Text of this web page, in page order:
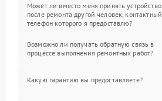
Может ли вместо меня принять устройство
после ремонта другой человек, контактный
телефон которого я предоставлю?
Возможно ли получать обратную связь в
процессе выполнения ремонтных работ?
Какую гарантию вы предоставляете?